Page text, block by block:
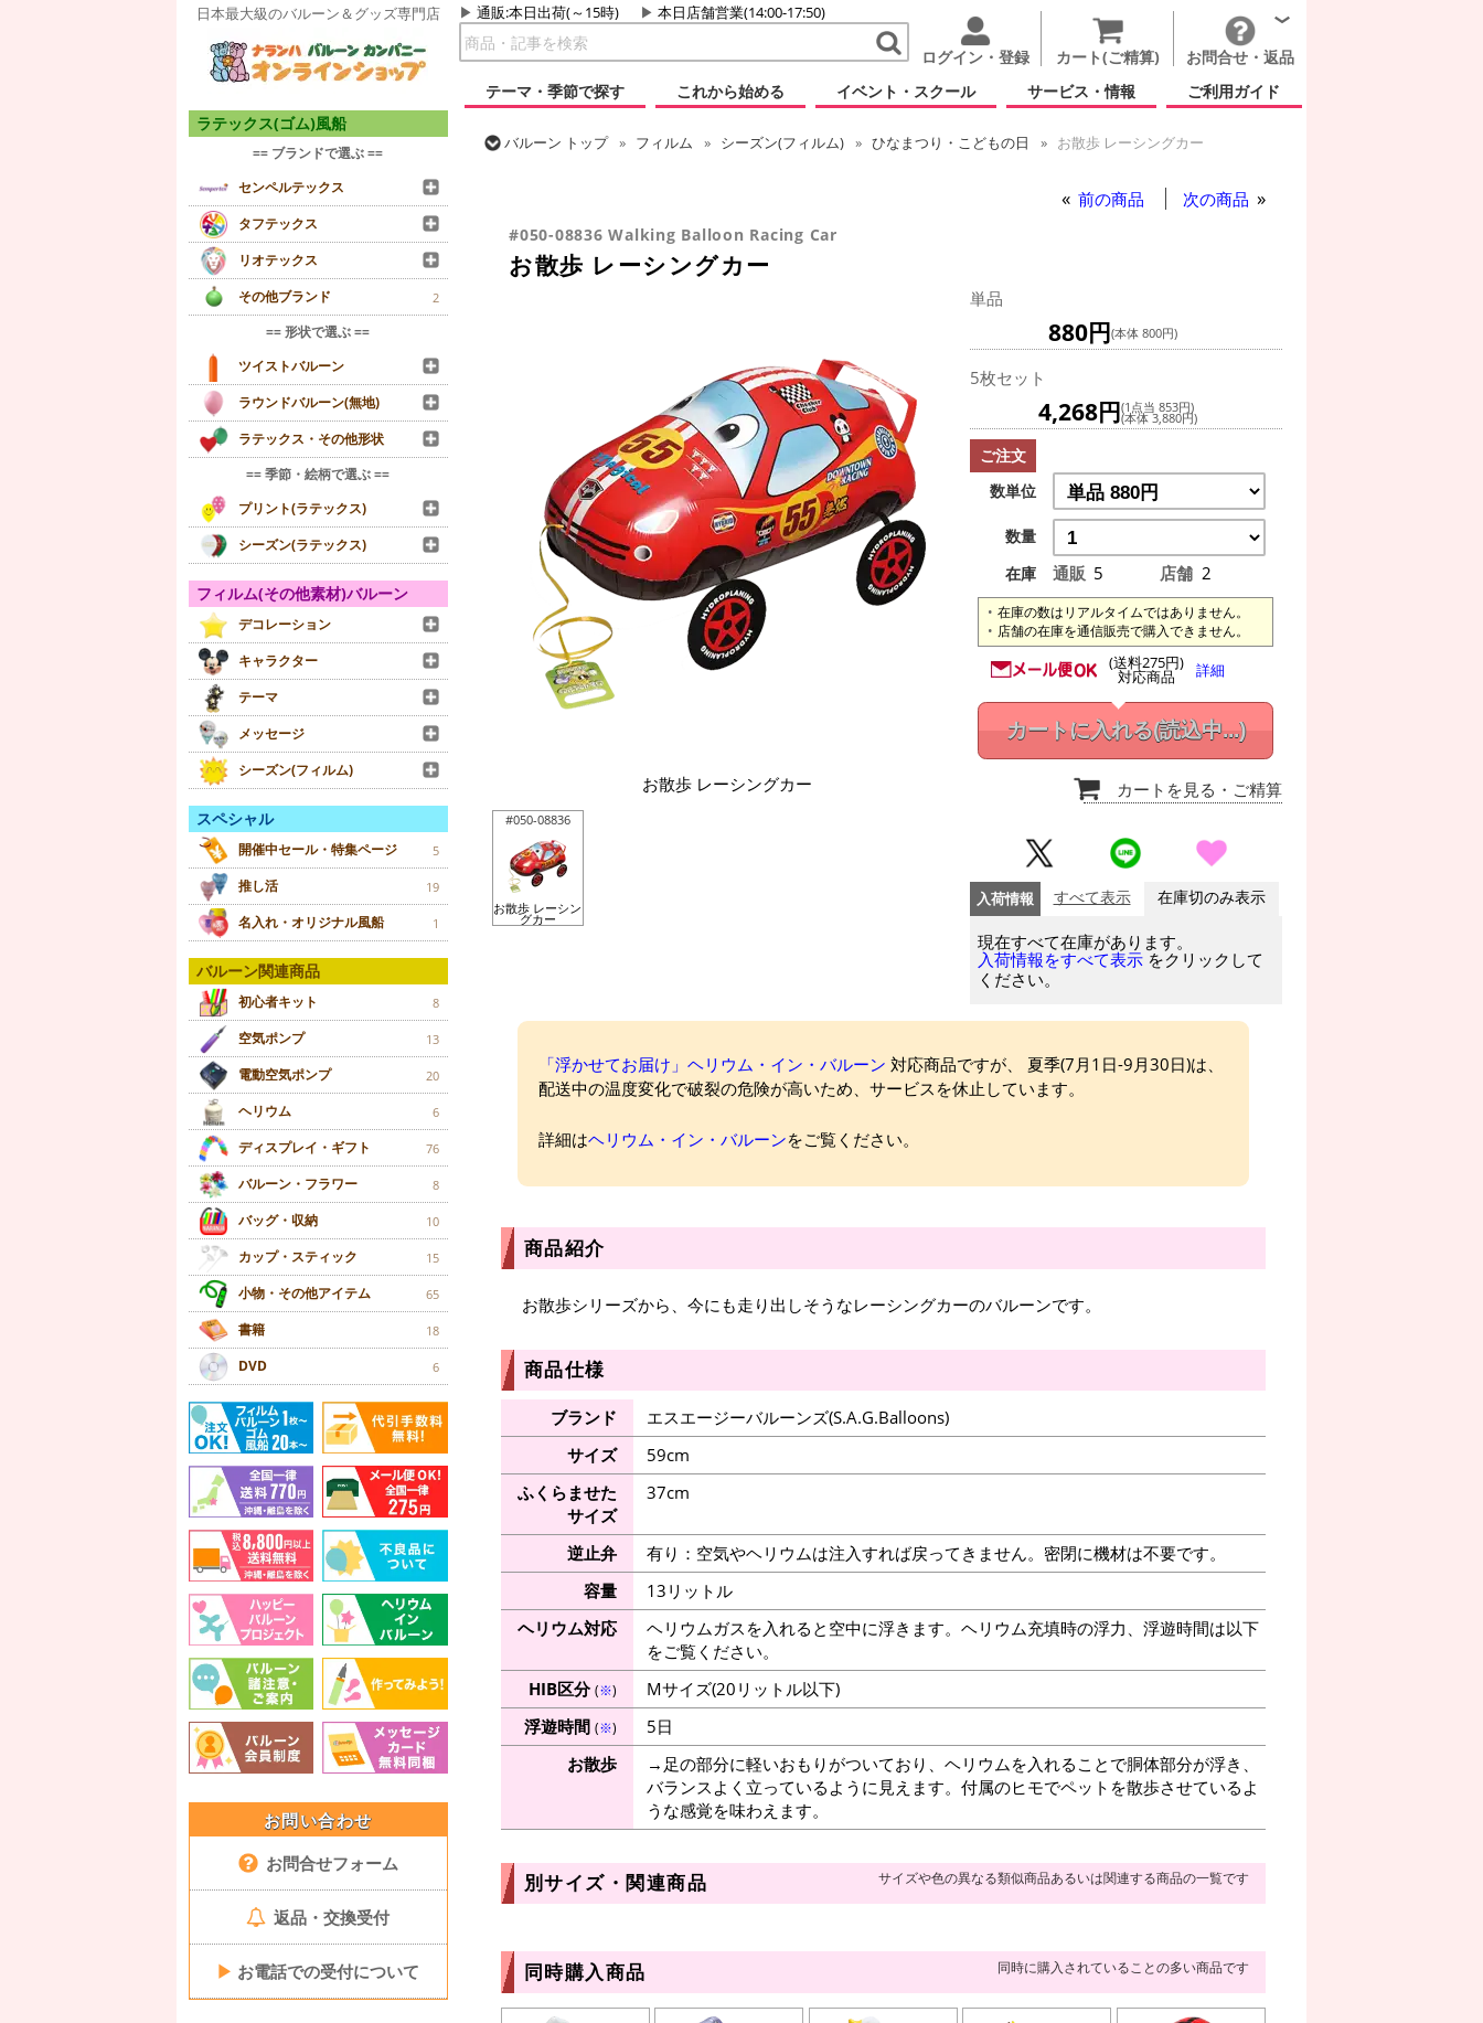
日本最大級のバルーン＆グッズ専門店 通販:本日出荷(～15時) 本日店舗営業(14:00-17:50)
ログイン・登録 カート(ご精算)
お問合せ・返品
テーマ・季節で探す
これから始める イベント・スクール サービス・情報 ご利用ガイド
ラテックス(ゴム)風船
== ブランドで選ぶ ==
センペルテックス
タフテックス
リオテックス
その他ブランド
2
== 形状で選ぶ ==
ツイストバルーン
ラウンドバルーン(無地)
ラテックス・その他形状
== 季節・絵柄で選ぶ ==
プリント(ラテックス)
シーズン(ラテックス)
フィルム(その他素材)バルーン
デコレーション
キャラクター
テーマ
メッセージ
シーズン(フィルム)
スペシャル
開催中セール・特集ページ 5
推し活 19
名入れ・オリジナル風船 1
バルーン関連商品
初心者キット 8
空気ポンプ 13
電動空気ポンプ 20
ヘリウム 6
ディスプレイ・ギフト 76
バルーン・フラワー 8
バッグ・収納 10
カップ・スティック 15
小物・その他アイテム 65
書籍 18
DVD 6
お問い合わせ
お問合せフォーム
返品・交換受付
▶ お電話での受付について
バルーン トップ フィルム シーズン(フィルム) ひなまつり・こどもの日
お散歩 レーシングカー
前の商品 次の商品
#050-08836 Walking Balloon Racing Car
お散歩 レーシングカー
お散歩 レーシングカー
#050-08836
お散歩 レーシン
グカー
単品
880円(本体 800円)
5枚セット
4,268円(1点当 853円)
(本体 3,880円)
ご注文
数単位
数量
在庫
通販 5 店舗 2
在庫の数はリアルタイムではありません。
店舗の在庫を通信販売で購入できません。
(送料275円)
対応商品 詳細
カートに入れる(読込中...)
カートを見る ・ご精算
入荷情報 すべて表示 在庫切のみ表示
現在すべて在庫があります。
入荷情報をすべて表示 をクリックして
ください。
「浮かせてお届け」ヘリウム・イン・バルーン 対応商品ですが、 夏季(7月1日-9月30日)は、
配送中の温度変化で破裂の危険が高いため、サービスを休止しています。
詳細はヘリウム・イン・バルーンをご覧ください。
商品紹介
お散歩シリーズから、今にも走り出しそうなレーシングカーのバルーンです。
商品仕様
ブランド
エスエージーバルーンズ(S.A.G.Balloons)
サイズ
59cm
ふくらませた
サイズ
37cm
逆止弁
有り：空気やヘリウムは注入すれば戻ってきません。密閉に機材は不要です。
容量
13リットル
ヘリウム対応
ヘリウムガスを入れると空中に浮きます。ヘリウム充填時の浮力、浮遊時間は以下
をご覧ください。
HIB区分(※)
Mサイズ(20リットル以下)
浮遊時間 (※)
5日
お散歩
→足の部分に軽いおもりがついており、ヘリウムを入れることで胴体部分が浮き、
バランスよく立っているように見えます。付属のヒモでペットを散歩させているよ
うな感覚を味わえます。
別サイズ・関連商品 サイズや色の異なる類似商品あるいは関連する商品の一覧です
同時購入商品 同時に購入されていることの多い商品です